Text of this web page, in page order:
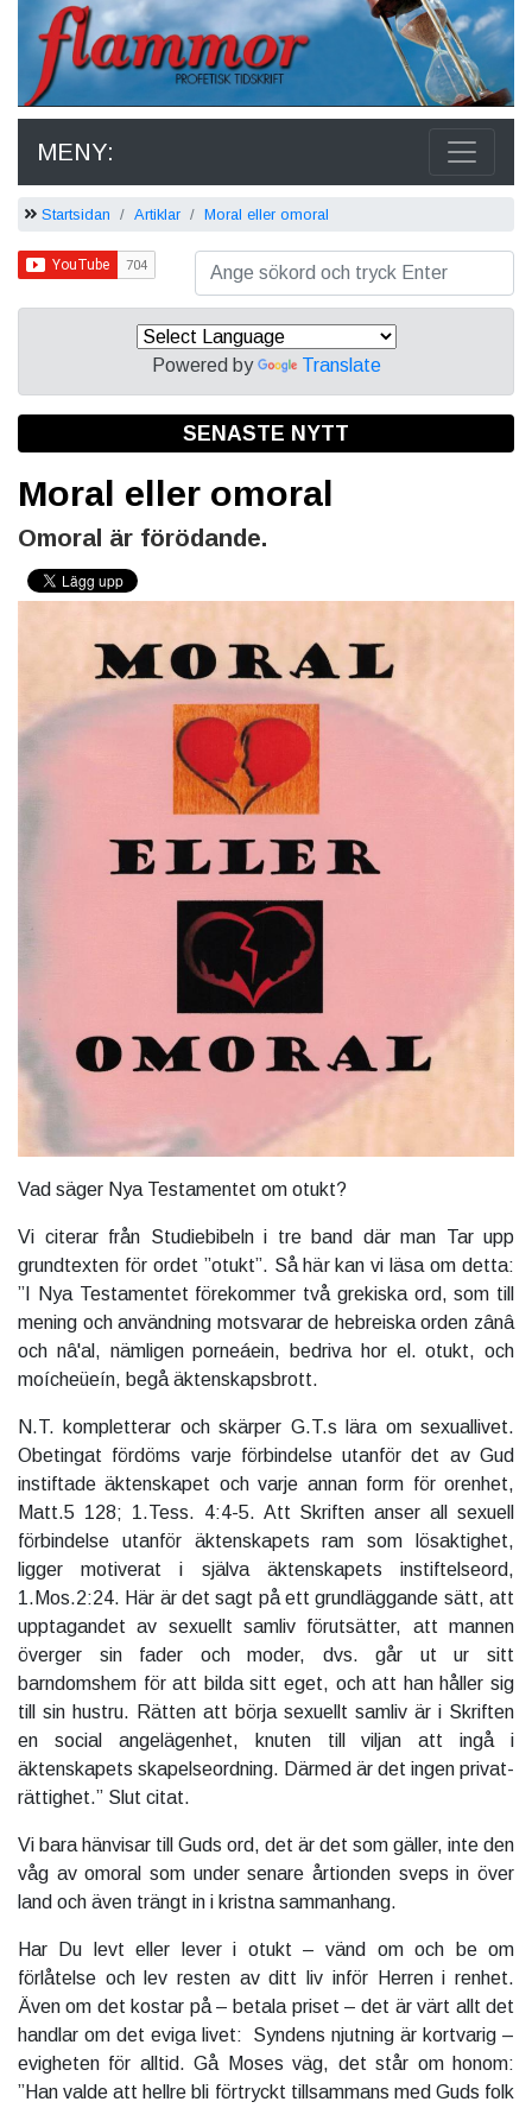
MENY:
Startsidan Artiklar Moral eller omoral
Powered by Translate
SENASTE NYTT
Moral eller omoral
Omoral är förödande.
Vad säger Nya Testamentet om otukt?
Vi citerar från Studiebibeln i tre band där man Tar upp
grundtexten för ordet ”otukt”. Så här kan vi läsa om detta:
”I Nya Testamentet förekommer två grekiska ord, som till
mening och användning motsvarar de hebreiska orden zânâ
och nâ'al, nämligen porneáein, bedriva hor el. otukt, och
moícheüeín, begå äktenskapsbrott.
N.T. kompletterar och skärper G.T.s lära om sexuallivet.
Obetingat fördöms varje förbindelse utanför det av Gud
instiftade äktenskapet och varje annan form för orenhet,
Matt.5 128; 1.Tess. 4:4-5. Att Skriften anser all sexuell
förbindelse utanför äktenskapets ram som lösaktighet,
ligger motiverat i själva äktenskapets instiftelseord,
1.Mos.2:24. Här är det sagt på ett grundläggande sätt, att
upptagandet av sexuellt samliv förutsätter, att mannen
överger sin fader och moder, dvs. går ut ur sitt
barndomshem för att bilda sitt eget, och att han håller sig
till sin hustru. Rätten att börja sexuellt samliv är i Skriften
en social angelägenhet, knuten till viljan att ingå i
äktenskapets skapelseordning. Därmed är det ingen privat-
rättighet.” Slut citat.
Vi bara hänvisar till Guds ord, det är det som gäller, inte den
våg av omoral som under senare årtionden sveps in över
land och även trängt in i kristna sammanhang.
Har Du levt eller lever i otukt – vänd om och be om
förlåtelse och lev resten av ditt liv inför Herren i renhet.
Även om det kostar på – betala priset – det är värt allt det
handlar om det eviga livet: Syndens njutning är kortvarig –
evigheten för alltid. Gå Moses väg, det står om honom:
”Han valde att hellre bli förtryckt tillsammans med Guds folk